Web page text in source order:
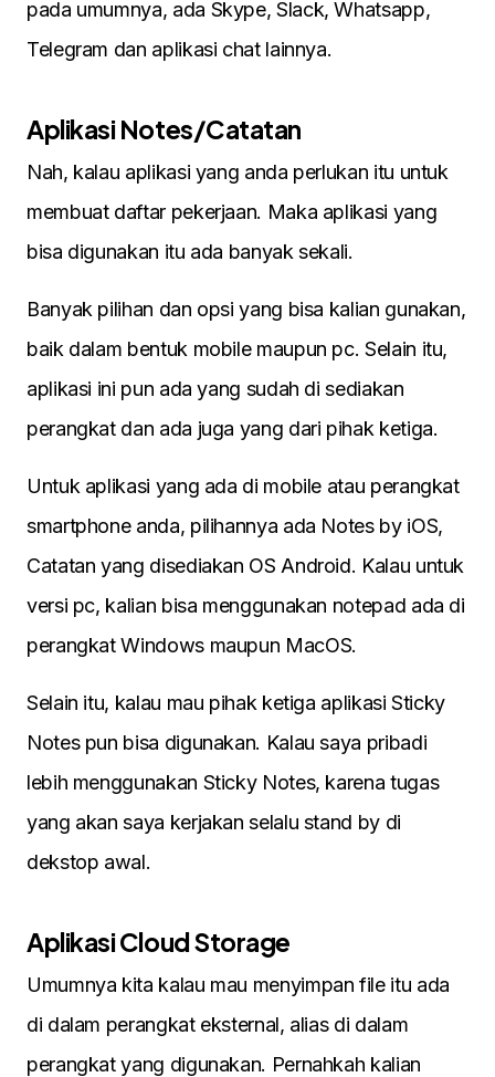
pada umumnya, ada Skype, Slack, Whatsapp,
Telegram dan aplikasi chat lainnya.
Aplikasi Notes/Catatan
Nah, kalau aplikasi yang anda perlukan itu untuk
membuat daftar pekerjaan. Maka aplikasi yang
bisa digunakan itu ada banyak sekali.
Banyak pilihan dan opsi yang bisa kalian gunakan,
baik dalam bentuk mobile maupun pc. Selain itu,
aplikasi ini pun ada yang sudah di sediakan
perangkat dan ada juga yang dari pihak ketiga.
Untuk aplikasi yang ada di mobile atau perangkat
smartphone anda, pilihannya ada Notes by iOS,
Catatan yang disediakan OS Android. Kalau untuk
versi pc, kalian bisa menggunakan notepad ada di
perangkat Windows maupun MacOS.
Selain itu, kalau mau pihak ketiga aplikasi Sticky
Notes pun bisa digunakan. Kalau saya pribadi
lebih menggunakan Sticky Notes, karena tugas
yang akan saya kerjakan selalu stand by di
dekstop awal.
Aplikasi Cloud Storage
Umumnya kita kalau mau menyimpan file itu ada
di dalam perangkat eksternal, alias di dalam
perangkat yang digunakan. Pernahkah kalian